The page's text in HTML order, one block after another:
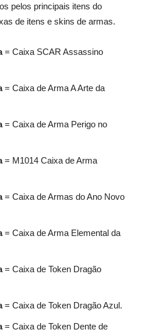
pelos principais itens do
de itens e skins de armas.
= Caixa SCAR Assassino
= Caixa de Arma A Arte da
= Caixa de Arma Perigo no
= M1014 Caixa de Arma
= Caixa de Armas do Ano Novo
= Caixa de Arma Elemental da
= Caixa de Token Dragão
= Caixa de Token Dragão Azul.
= Caixa de Token Dente de